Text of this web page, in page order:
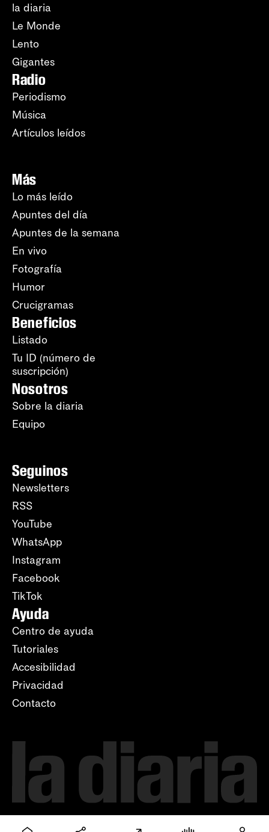
la diaria
Le Monde
Lento
Gigantes
Radio
Periodismo
Música
Artículos leídos
Más
Lo más leído
Apuntes del día
Apuntes de la semana
En vivo
Fotografía
Humor
Crucigramas
Beneficios
Listado
Tu ID (número de
suscripción)
Nosotros
Sobre la diaria
Equipo
Seguinos
Newsletters
RSS
YouTube
WhatsApp
Instagram
Facebook
TikTok
Ayuda
Centro de ayuda
Tutoriales
Accesibilidad
Privacidad
Contacto